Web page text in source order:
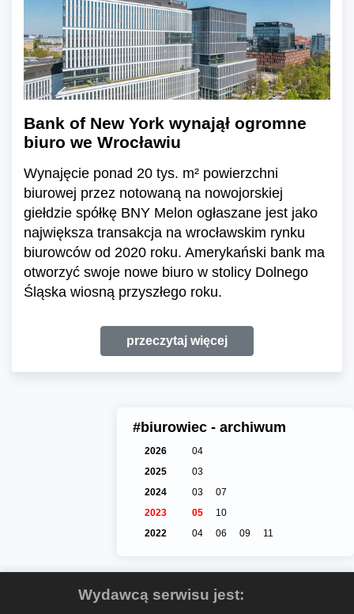
Bank of New York wynajął ogromne
biuro we Wrocławiu
Wynajęcie ponad 20 tys. m² powierzchni
biurowej przez notowaną na nowojorskiej
giełdzie spółkę BNY Melon ogłaszane jest jako
największa transakcja na wrocławskim rynku
biurowców od 2020 roku. Amerykański bank ma
otworzyć swoje nowe biuro w stolicy Dolnego
Śląska wiosną przyszłego roku.
przeczytaj więcej
#biurowiec - archiwum
2026
04
2025
03
2024
03
07
2023
05
10
2022
04 06 09 11
Wydawcą serwisu jest: